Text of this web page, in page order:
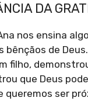
DA
nos ensina
bênçãos de
filho,
que Deus
queremos ser